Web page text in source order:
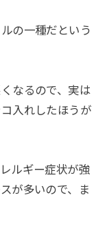
の一種だという
なるので、実は
入れしたほうが
ルギー症状が強
が多いので、ま